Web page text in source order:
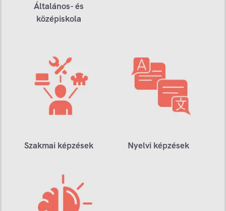
Általános- és
középiskola
Szakmai képzések Nyelvi képzések